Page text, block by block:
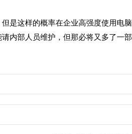
是这样的概率在企业高强度使用电
内部人员维护，但那必将又多了一部